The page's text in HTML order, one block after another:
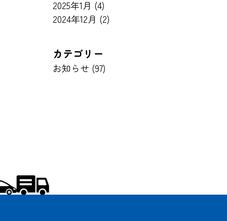
2025年1月 (4)
2024年12月 (2)
カテゴリー
お知らせ (97)